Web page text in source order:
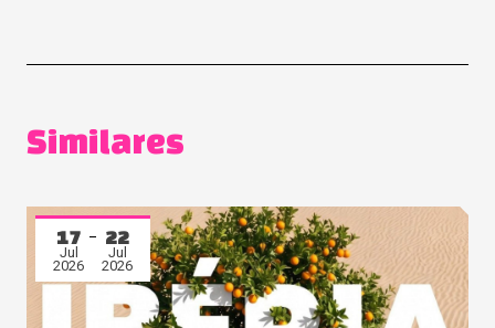
Similares
17
Jul
2026
22
Jul
2026